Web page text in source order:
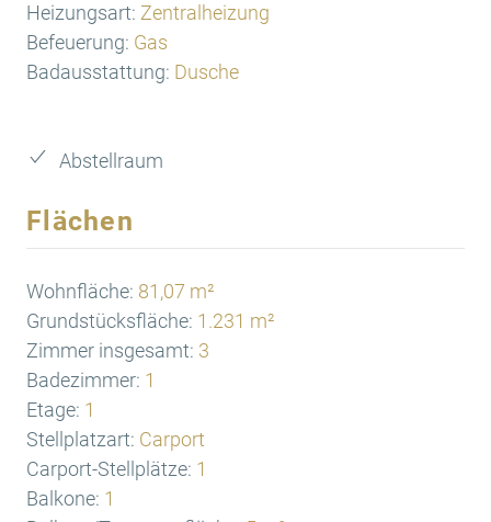
Heizungsart: Zentralheizung
Befeuerung: Gas
Badausstattung: Dusche
Abstellraum
Flächen
Wohnfläche: 81,07 m²
Grundstücksfläche: 1.231 m²
Zimmer insgesamt: 3
Badezimmer: 1
Etage: 1
Stellplatzart: Carport
Carport-Stellplätze: 1
Balkone: 1